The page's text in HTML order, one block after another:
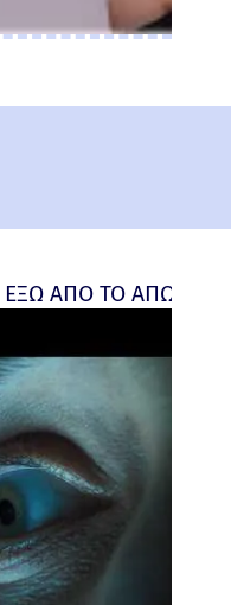
Brand New Day)
ΕΞΩ ΑΠΟ ΤΟ